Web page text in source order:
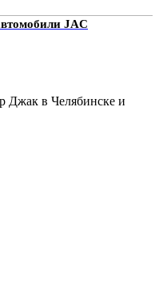
JAC
в Челябинске и